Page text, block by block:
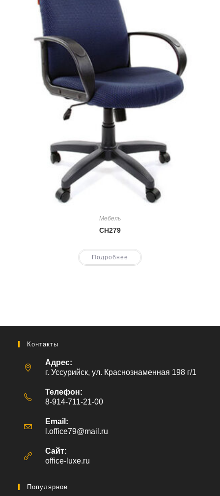
Мебель
CH279
Подробнее
Контакты
Адрес:
г. Уссурийск, ул. Краснознаменная 198 г/1
Телефон:
8-914-711-21-00
Email:
l.office79@mail.ru
Сайт:
office-luxe.ru
Популярное